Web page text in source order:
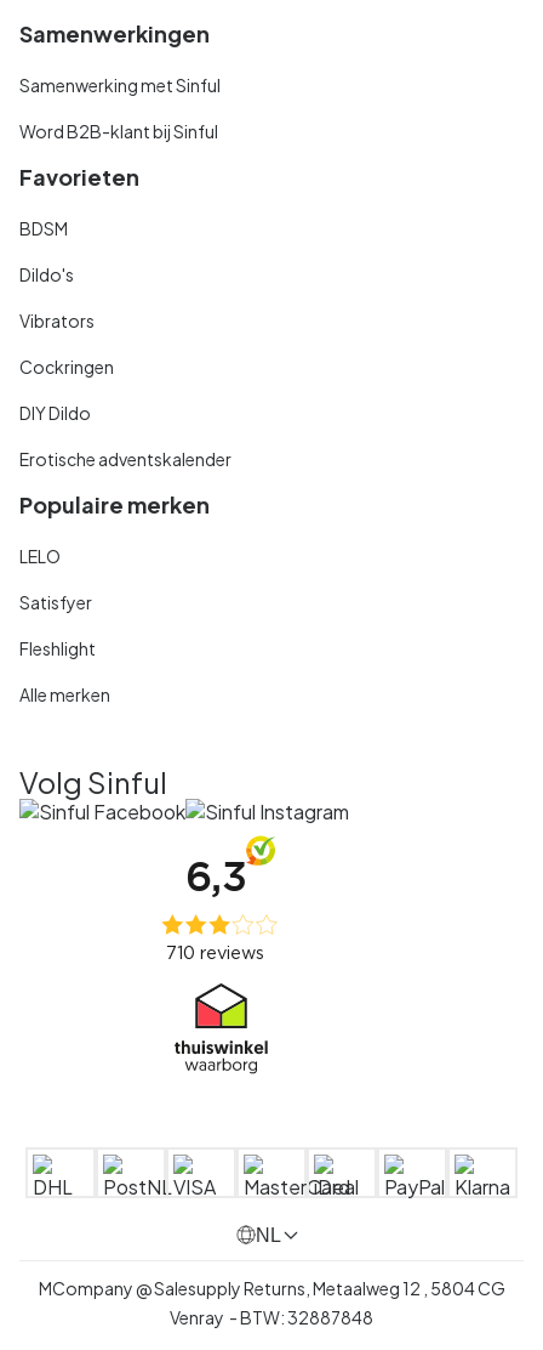
Samenwerkingen
Samenwerking met Sinful
Word B2B-klant bij Sinful
Favorieten
BDSM
Dildo's
Vibrators
Cockringen
DIY Dildo
Erotische adventskalender
Populaire merken
LELO
Satisfyer
Fleshlight
Alle merken
Volg Sinful
NL
MCompany @ Salesupply Returns, Metaalweg 12 5804 CG
Venray - BTW:32887848